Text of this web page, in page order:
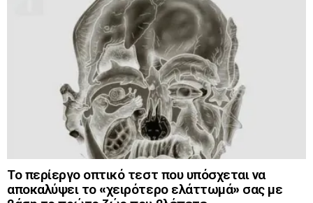
Το περίεργο οπτικό τεστ που υπόσχεται να
αποκαλύψει το «χειρότερο ελάττωμά» σας με